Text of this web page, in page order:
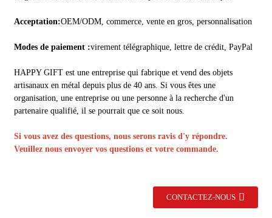
Acceptation:OEM/ODM, commerce, vente en gros, personnalisation
Modes de paiement :virement télégraphique, lettre de crédit, PayPal
HAPPY GIFT est une entreprise qui fabrique et vend des objets
artisanaux en métal depuis plus de 40 ans. Si vous êtes une
organisation, une entreprise ou une personne à la recherche d'un
partenaire qualifié, il se pourrait que ce soit nous.
Si vous avez des questions, nous serons ravis d'y répondre.
Veuillez nous envoyer vos questions et votre commande.
CONTACTEZ-NOUS